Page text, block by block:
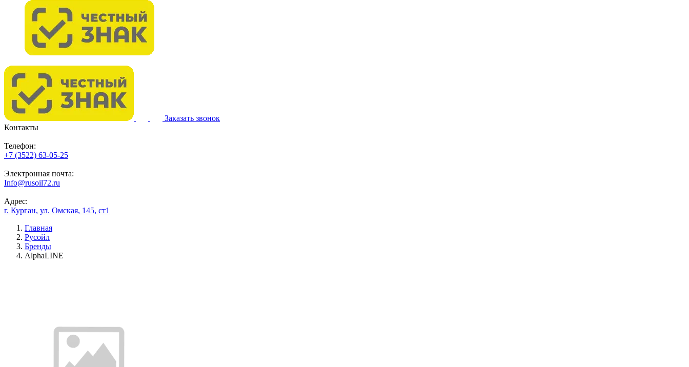
Заказать звонок
Контакты
Телефон:
+7 (3522) 63-05-25
Электронная почта:
Info@rusoil72.ru
Адрес:
г. Курган, ул. Омская, 145, ст1
Главная
Русойл
Бренды
AlphaLINE